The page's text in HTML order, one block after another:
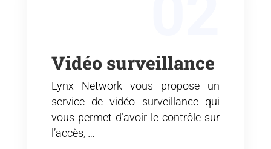
Vidéo surveillance
Lynx Network vous propose un
service de vidéo surveillance qui
vous permet d’avoir le contrôle sur
l’accès, …